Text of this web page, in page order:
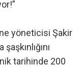
yöneticisi Şakir
tarihinde 200